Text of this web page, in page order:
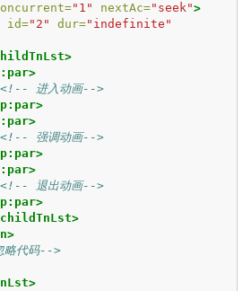
"1" nextAc="seek">
id="2" dur="indefinite"
<!-- 进入动画-->
<!-- 强调动画-->
<!-- 退出动画-->
代码-->